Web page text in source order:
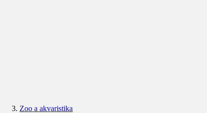
Zoo a akvaristika